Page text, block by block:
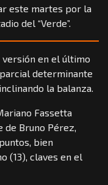
este martes por la
del “Verde”.
en el último
determinante
la balanza.
Fassetta
de Bruno Pérez,
bien
(13), claves en el